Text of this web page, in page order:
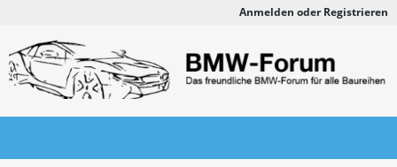
Anmelden oder Registrieren